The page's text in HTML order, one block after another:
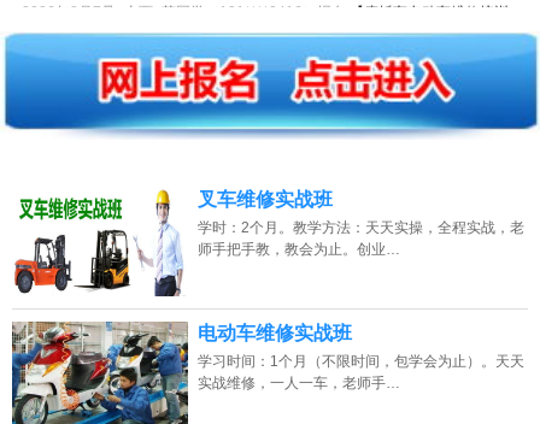
2026年8月7号_上海_韩同学（131****4812）报名:【摩托车电动车维修培训
2026年8月7号_山东_钟同学（155****8032）报名:
【摩托车电动车维修培训
班】
2026年8月7号_广东_代同学（130****0380）报名:
班】
2026年8月7号_湖北_韩同学（132****3465）报名:【摩托车电动车维修培训
班】
叉车维修实战班
学时：2个月。教学方法：天天实操，全程实战，老
师手把手教，教会为止。创业…
电动车维修实战班
学习时间：1个月（不限时间，包学会为止）。天天
实战维修，一人一车，老师手…